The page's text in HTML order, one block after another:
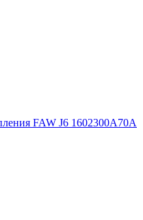
FAW J6 1602300A70A